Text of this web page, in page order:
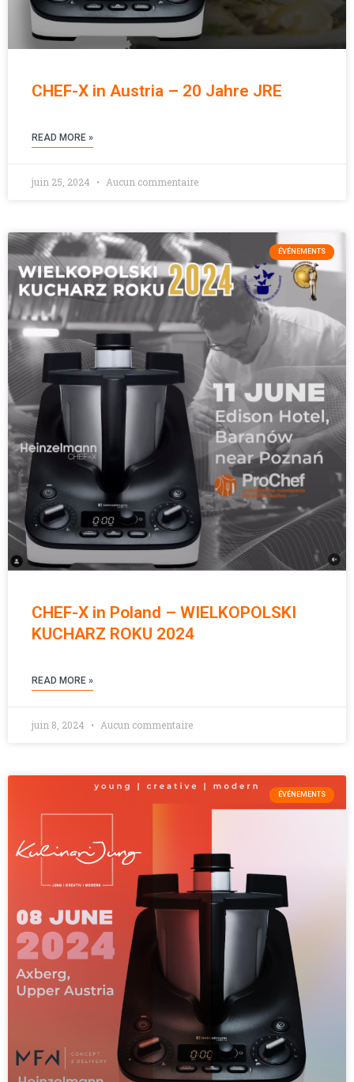
CHEF-X in Austria – 20 Jahre JRE
READ MORE »
juin 25, 2024 Aucun commentaire
ÉVÉNEMENTS
CHEF-X in Poland – WIELKOPOLSKI
KUCHARZ ROKU 2024
READ MORE »
juin 8, 2024 Aucun commentaire
ÉVÉNEMENTS